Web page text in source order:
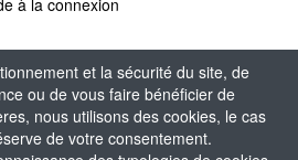
et la sécurité du site, de
ou de vous faire bénéficier de
nous utilisons des cookies, le cas
de votre consentement.
à la connexion